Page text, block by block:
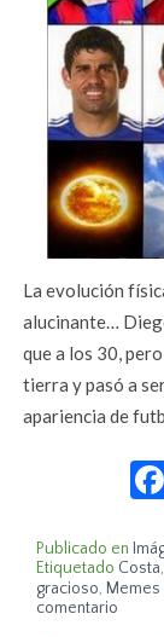
La evolución
alucinante…
que a los 30,
tierra y pasó a
apariencia de
Publicado en
Etiquetado Costa,
gracioso,
comentario